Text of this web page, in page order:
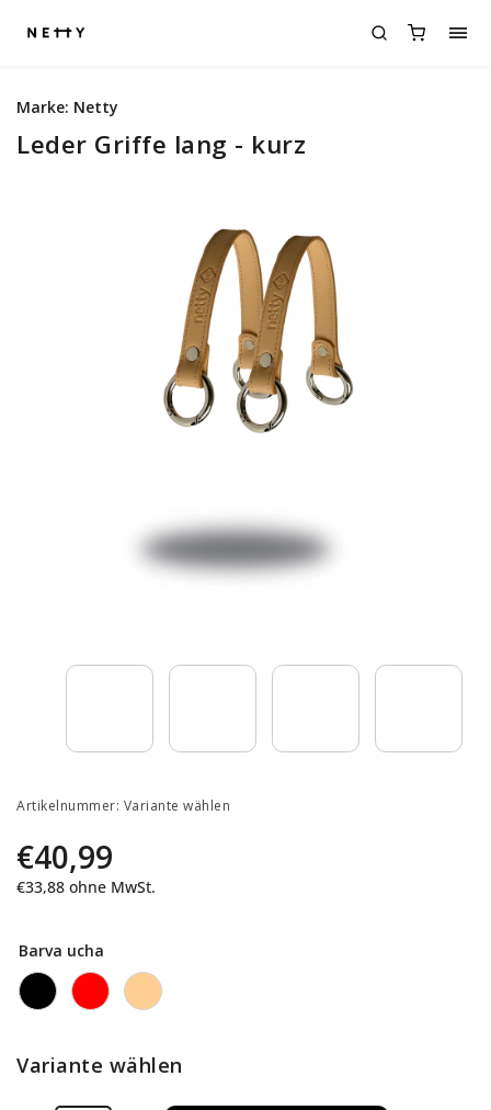
Leder Griffe lang - kurz
Artikelnummer: Variante wählen
€40,99
€33,88 ohne MwSt.
Marke: Netty
Barva ucha
Variante wählen